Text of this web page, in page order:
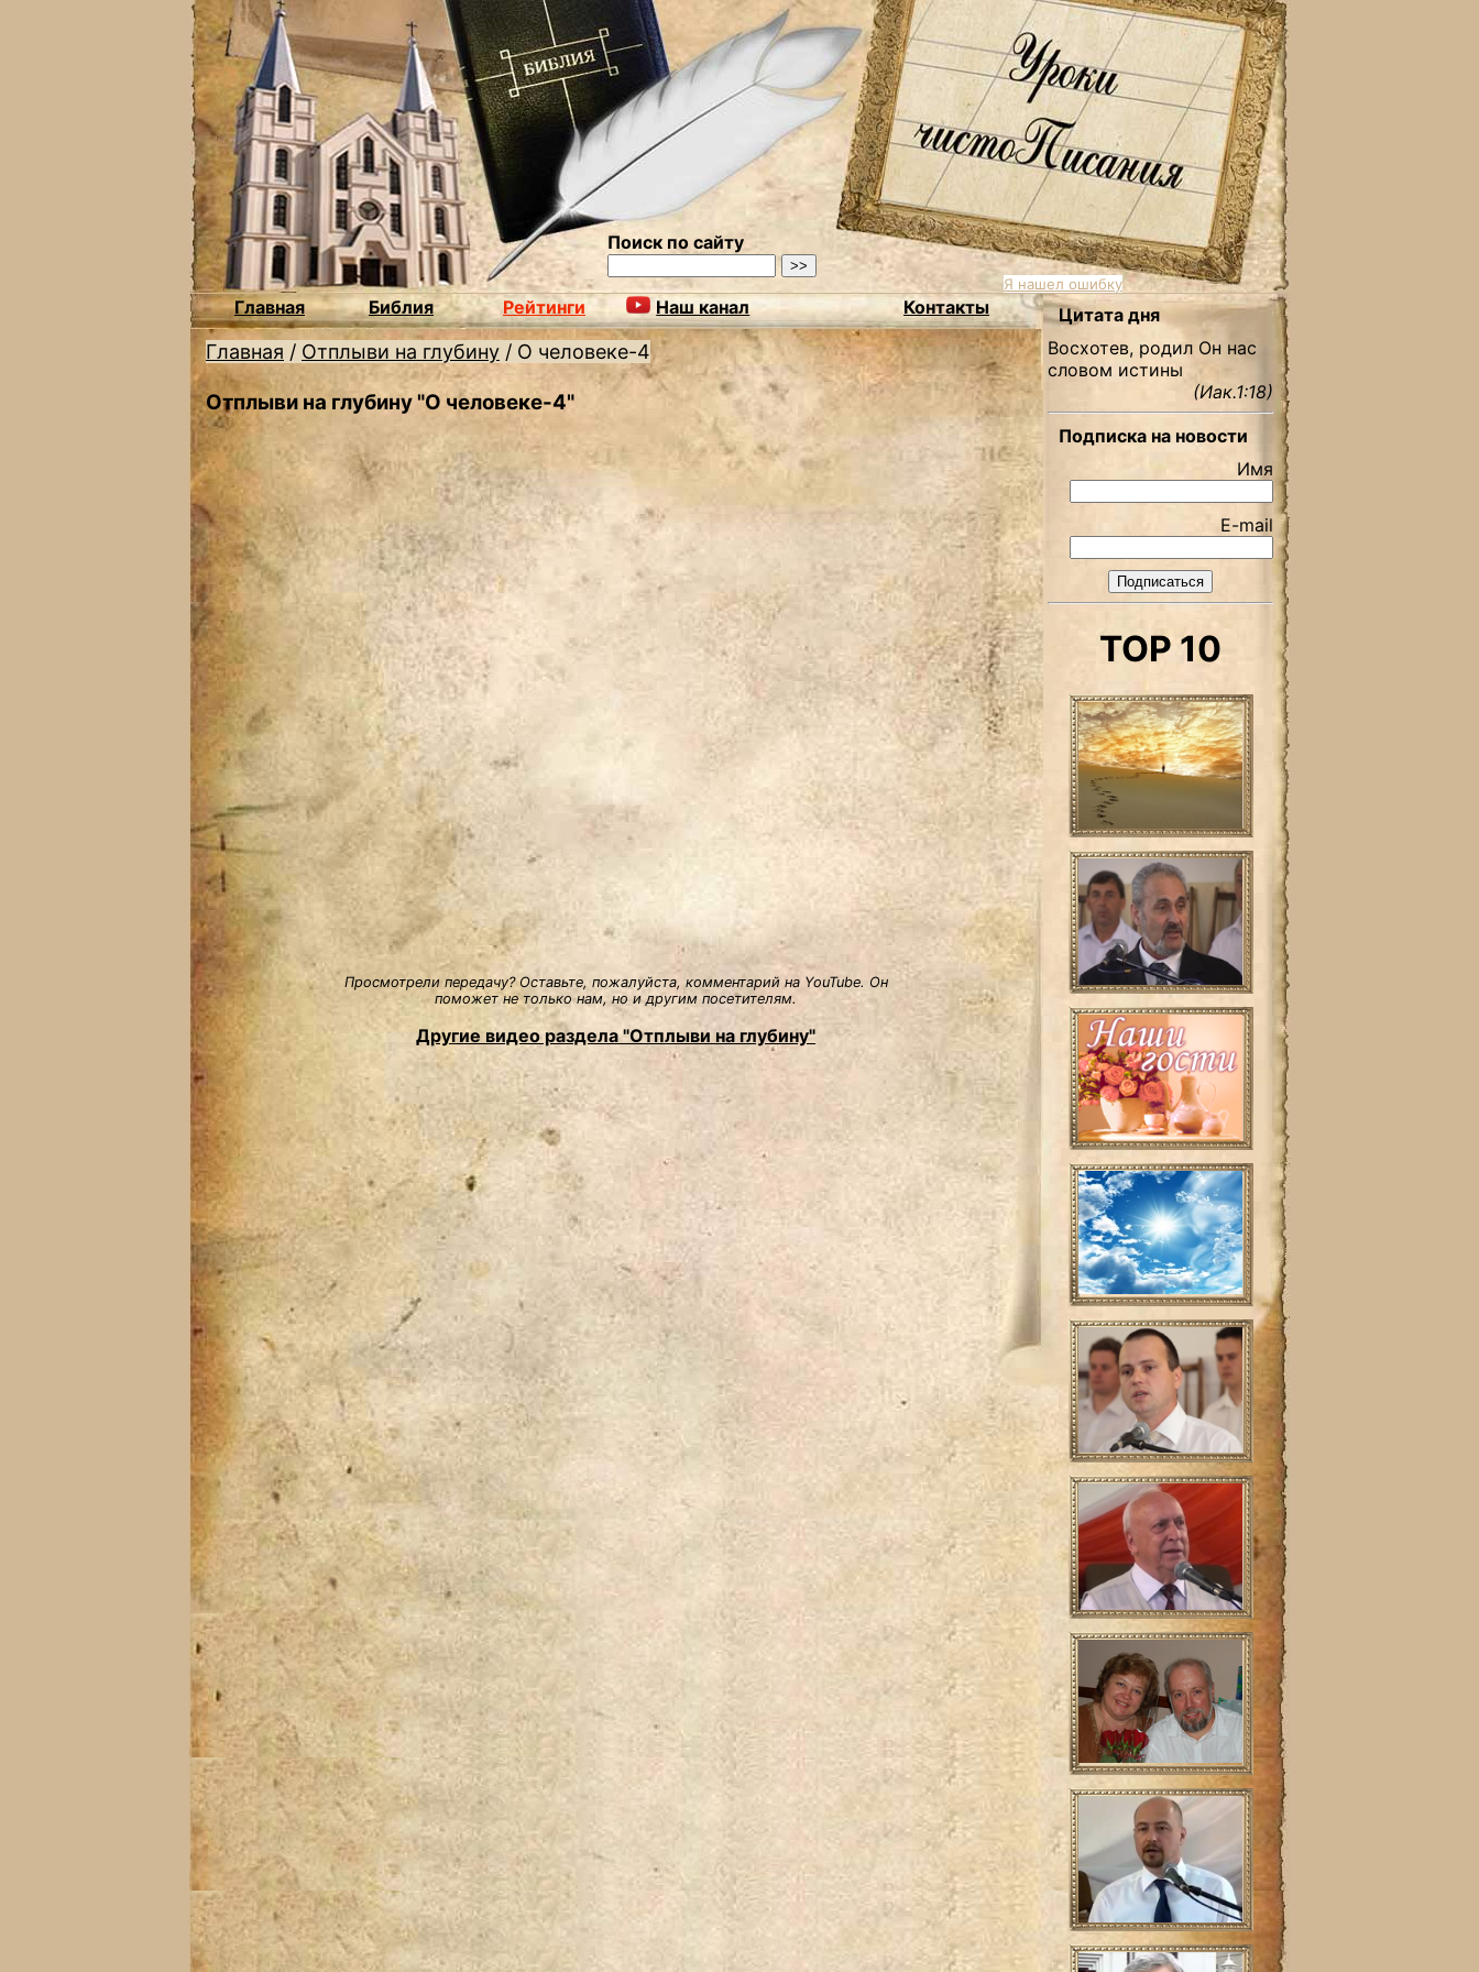
Поиск по сайту
Я нашел ошибку
Главная Библия Рейтинги Наш канал Контакты
Главная / Отплыви на глубину / О человеке-4
Отплыви на глубину "О человеке-4"
Просмотрели передачу? Оставьте, пожалуйста, комментарий на YouTube. Он
поможет не только нам, но и другим посетителям.
Другие видео раздела "Отплыви на глубину"
Цитата дня
Восхотев, родил Он нас
словом истины
(Иак.1:18)
Подписка на новости
Имя
E-mail
TOP 10